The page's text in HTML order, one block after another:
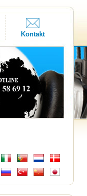
Kontakt